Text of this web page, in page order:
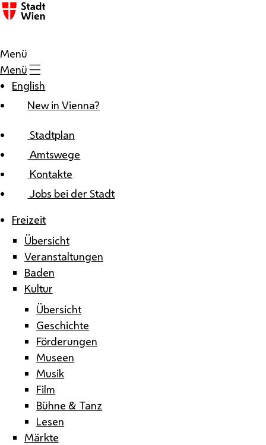
Zum Inhalt
Menü
Menü
English
New in Vienna?
Stadtplan
Amtswege
Kontakte
Jobs bei der Stadt
Freizeit
Übersicht
Veranstaltungen
Baden
Kultur
Übersicht
Geschichte
Förderungen
Museen
Musik
Film
Bühne & Tanz
Lesen
Märkte